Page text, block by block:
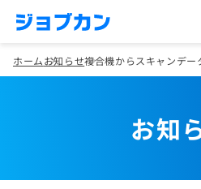
ホームお知らせ複合機からスキャンデ
お知